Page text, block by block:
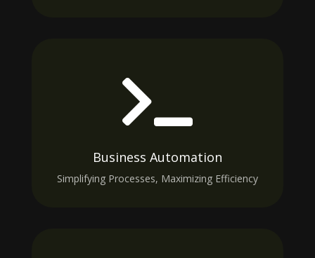

Business Automation
Simplifying Processes, Maximizing Efficiency